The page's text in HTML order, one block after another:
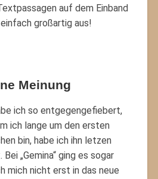
auf dem Einband
großartig aus!
Meinung
ich so entgegengefiebert,
ich lange um den ersten
bin, habe ich ihn letzen
„Gemina“ ging es sogar
mich nicht erst in das neue